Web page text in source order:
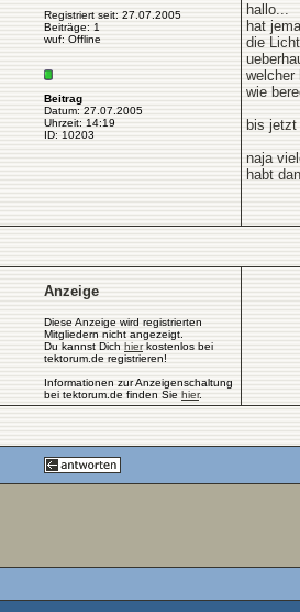
Registriert seit: 27.07.2005
Beiträge: 1
wuf: Offline
Beitrag
Datum: 27.07.2005
Uhrzeit: 14:19
ID: 10203
hallo...
hat
die
welcher
wie
bis jetzt
naja
habt
Anzeige
Diese Anzeige wird registrierten
Mitgliedern nicht angezeigt.
Du kannst Dich hierkostenlos bei
tektorum.de registrieren!
Informationen zur Anzeigenschaltung
bei tektorum.de finden Sie hier.